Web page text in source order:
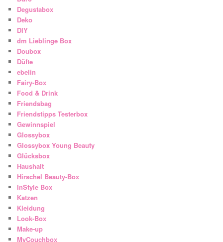
Degustabox
Deko
DIY
dm Lieblinge Box
Doubox
Düfte
ebelin
Fairy-Box
Food & Drink
Friendsbag
Friendstipps Testerbox
Gewinnspiel
Glossybox
Glossybox Young Beauty
Glücksbox
Haushalt
Hirschel Beauty-Box
InStyle Box
Katzen
Kleidung
Look-Box
Make-up
MyCouchbox